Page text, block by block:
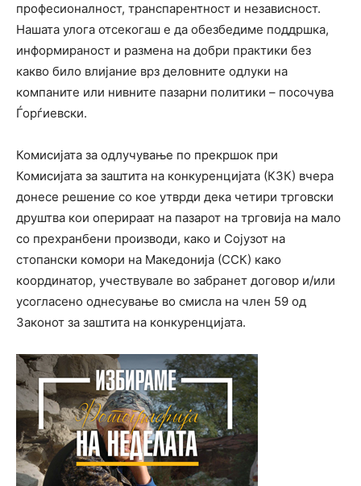
професионалност, транспарентност и независност.
Нашата улога отсекогаш е да обезбедиме поддршка,
информираност и размена на добри практики без
какво било влијание врз деловните одлуки на
компаните или нивните пазарни политики – посочува
Ѓорѓиевски.
Комисијата за одлучување по прекршок при
Комисијата за заштита на конкуренцијата (КЗК) вчера
донесе решение со кое утврди дека четири трговски
друштва кои оперираат на пазарот на трговија на мало
со прехранбени производи, како и Сојузот на
стопански комори на Македонија (ССК) како
координатор, учествувале во забранет договор и/или
усогласено однесување во смисла на член 59 од
Законот за заштита на конкуренцијата.